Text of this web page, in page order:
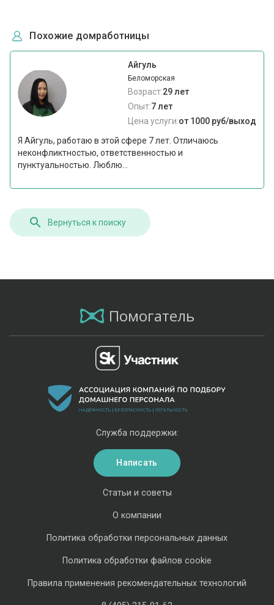
Похожие домработницы
Айгуль
Беломорская
Возраст:29 лет
Опыт:7 лет
Цена услуги:от 1000 руб/выход
Я Айгуль, работаю в этой сфере 7 лет. Отличаюсь
неконфликтностью, ответственностью и
пунктуальностью. Люблю...
Вернуться к поиску
Помогатель
Статьи и советы
О компании
Политика обработки персональных данных
Политика обработки файлов cookie
Правила применения рекомендательных технологий
Служба поддержки:
Написать